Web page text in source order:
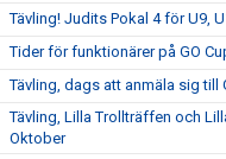
Tävling! Judits Pokal 4 för U9,
Tider för funktionärer på GO
Tävling, dags att anmäla sig till
Tävling, Lilla Trollträffen och
Oktober